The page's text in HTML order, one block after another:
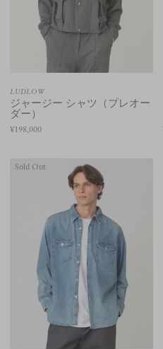
LUDLOW
ジャージー シャツ（プレオー
ダー）
¥198,000
Sold Out